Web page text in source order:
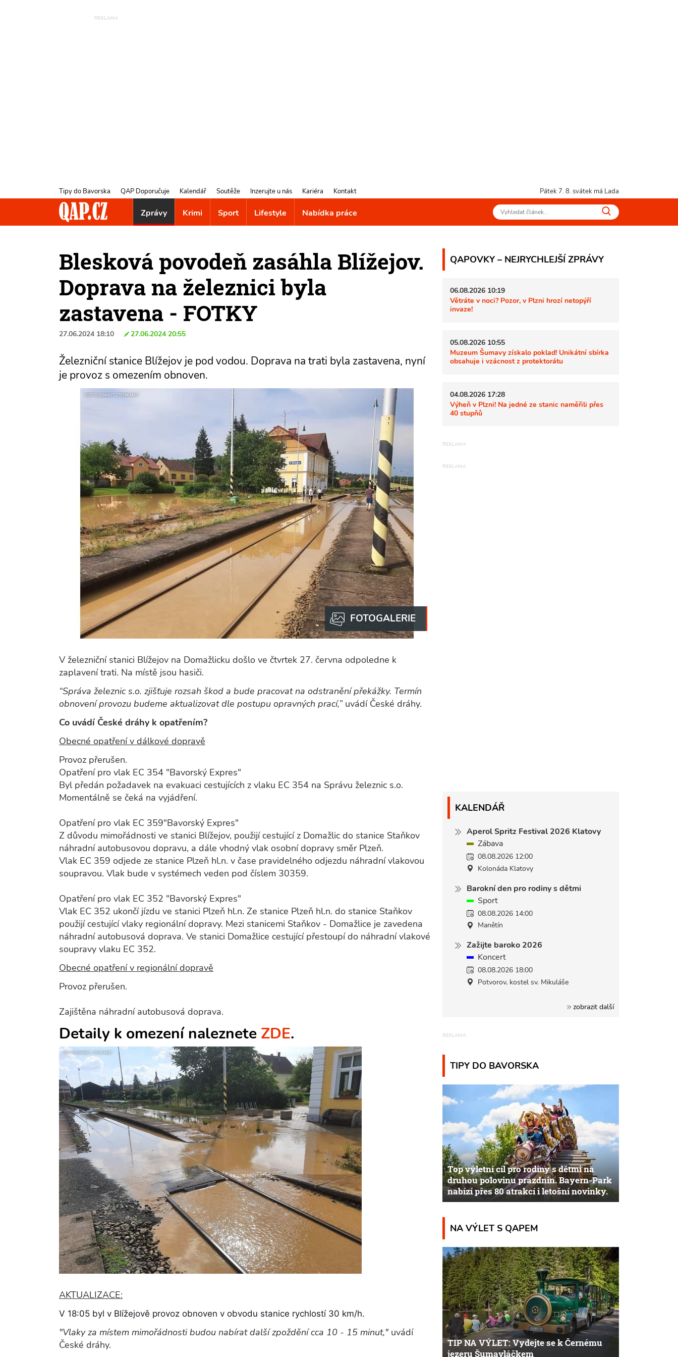
Tipy do Bavorska QAP Doporučuje Kalendář Soutěže Inzerujte u nás Kariéra Kontakt Pátek 7. 8. svátek má Lada
Zprávy Krimi Sport Lifestyle Nabídka práce
Blesková povodeň zasáhla Blížejov.
Doprava na železnici byla
zastavena - FOTKY
27.06.2024 18:10 27.06.2024 20:55
Železniční stanice Blížejov je pod vodou. Doprava na trati byla zastavena, nyní
je provoz s omezením obnoven.
V železniční stanici Blížejov na Domažlicku došlo ve čtvrtek 27. června odpoledne k
zaplavení trati. Na místě jsou hasiči.
“Správa železnic s.o. zjišťuje rozsah škod a bude pracovat na odstranění překážky. Termín
obnovení provozu budeme aktualizovat dle postupu opravných prací,” uvádí České dráhy.
Co uvádí České dráhy k opatřením?
Obecné opatření v dálkové dopravě
Provoz přerušen.
Opatření pro vlak EC 354 "Bavorský Expres"
Byl předán požadavek na evakuaci cestujících z vlaku EC 354 na Správu železnic s.o.
Momentálně se čeká na vyjádření.
Opatření pro vlak EC 359"Bavorský Expres"
Z důvodu mimořádnosti ve stanici Blížejov, použijí cestující z Domažlic do stanice Staňkov
náhradní autobusovou dopravu, a dále vhodný vlak osobní dopravy směr Plzeň.
Vlak EC 359 odjede ze stanice Plzeň hl.n. v čase pravidelného odjezdu náhradní vlakovou
soupravou. Vlak bude v systémech veden pod číslem 30359.
Opatření pro vlak EC 352 "Bavorský Expres"
Vlak EC 352 ukončí jízdu ve stanici Plzeň hl.n. Ze stanice Plzeň hl.n. do stanice Staňkov
použijí cestující vlaky regionální dopravy. Mezi stanicemi Staňkov - Domažlice je zavedena
náhradní autobusová doprava. Ve stanici Domažlice cestující přestoupí do náhradní vlakové
soupravy vlaku EC 352.
Obecné opatření v regionální dopravě
Provoz přerušen.
Zajištěna náhradní autobusová doprava.
Detaily k omezení naleznete ZDE.
AKTUALIZACE:
V 18:05 byl v Blížejově provoz obnoven v obvodu stanice rychlostí 30 km/h.
"Vlaky za místem mimořádnosti budou nabírat další zpoždění cca 10 - 15 minut," uvádí
České dráhy.
QAPOVKY – NEJRYCHLEJŠÍ ZPRÁVY
06.08.2026 10:19
Větráte v noci? Pozor, v Plzni hrozí netopýří
invaze!
05.08.2026 10:55
Muzeum Šumavy získalo poklad! Unikátní sbírka
obsahuje i vzácnost z protektorátu
04.08.2026 17:28
Výheň v Plzni! Na jedné ze stanic naměřili přes
40 stupňů
KALENDÁŘ
Aperol Spritz Festival 2026 Klatovy
Zábava
08.08.2026 12:00
Kolonáda Klatovy
Barokní den pro rodiny s dětmi
Sport
08.08.2026 14:00
Manětín
Zažijte baroko 2026
Koncert
08.08.2026 18:00
Potvorov, kostel sv. Mikuláše
zobrazit další
TIPY DO BAVORSKA
Top výletní cíl pro rodiny s dětmi na
druhou polovinu prázdnin. Bayern-Park
nabízí přes 80 atrakcí i letošní novinky.
NA VÝLET S QAPEM
TIP NA VÝLET: Vydejte se k Černému
jezeru Šumavláčkem